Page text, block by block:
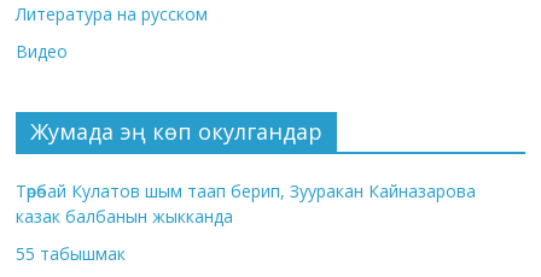
Литература на русском
Видео
Жумада эң көп окулгандар
Төрөбай Кулатов шым таап берип, Зууракан Кайназарова
казак балбанын жыкканда
55 табышмак